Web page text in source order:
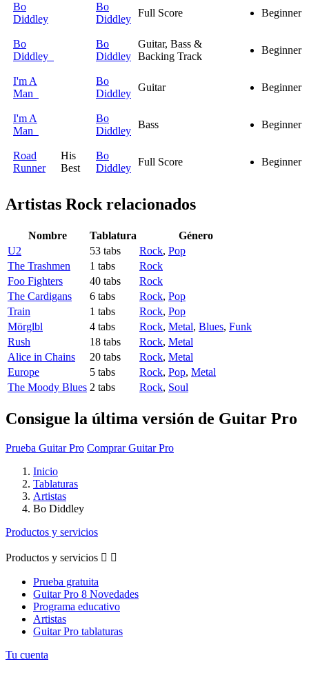
Bo
Diddley
Bo
Diddley
Full Score Beginner
Bo
Diddley
Bo
Diddley
Guitar, Bass &
Backing Track
Beginner
I'm A
Man
Bo
Diddley
Guitar Beginner
I'm A
Man
Bo
Diddley
Bass Beginner
Road
Runner
His
Best
Bo
Diddley
Full Score Beginner
Artistas Rockrelacionados
Nombre Tablatura
Género
U2
53 tabs Rock, Pop
The Trashmen
1 tabs
Rock
Foo Fighters
40 tabs
Rock
The Cardigans
6 tabs Rock, Pop
Train
1 tabs Rock, Pop
Mörglbl
4 tabs Rock, Metal, Blues, Funk
Rush
18 tabs Rock, Metal
Alice in Chains
20 tabs Rock, Metal
Europe
5 tabs Rock, Pop, Metal
The Moody Blues 2 tabs Rock, Soul
Consigue la última versión de Guitar Pro
Prueba Guitar Pro Comprar Guitar Pro
Inicio
Tablaturas
Artistas
Bo Diddley
Productos y servicios
Productos y servicios  
Prueba gratuita
Guitar Pro 8 Novedades
Programa educativo
Artistas
Guitar Pro tablaturas
Tu cuenta